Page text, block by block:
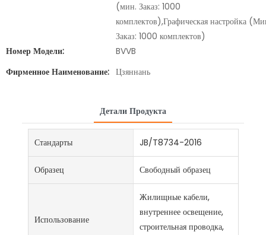
(мин. Заказ: 1000
комплектов),Графическая настройка
Заказ: 1000 комплектов)
Номер Модели:
BVVB
Фирменное Наименование: Цзяннань
Детали Продукта
Стандарты JB/T8734-2016
Образец Свободный образец
Использование
Жилищные кабели,
внутреннее освещение,
строительная проводка,